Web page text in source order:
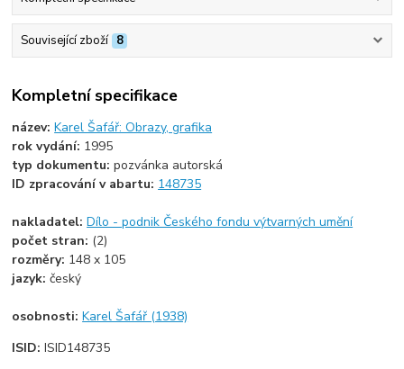
Související zboží 8
Kompletní specifikace
název:Karel Šafář: Obrazy, grafika
rok vydání: 1995
typ dokumentu:pozvánka autorská
ID zpracování v abartu: 148735
nakladatel:Dílo - podnik Českého fondu výtvarných umění
počet stran: (2)
rozměry: 148 x 105
jazyk:český
osobnosti:Karel Šafář (1938)
ISID:ISID148735